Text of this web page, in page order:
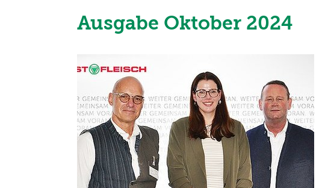
Ausgabe Oktober 2024